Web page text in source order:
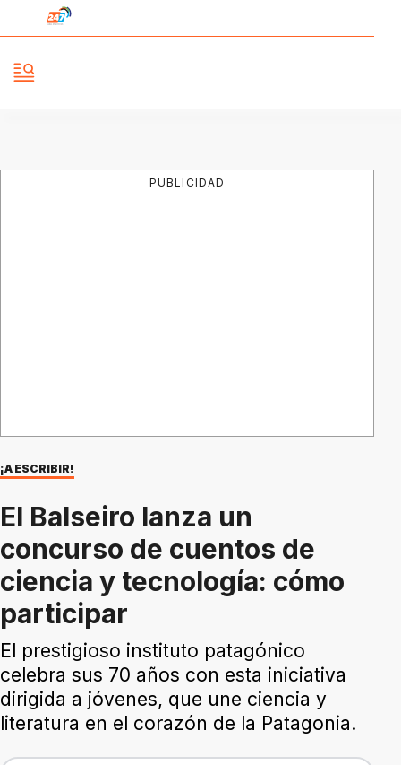
PUBLICIDAD
¡A ESCRIBIR!
El Balseiro lanza un
concurso de cuentos de
ciencia y tecnología: cómo
participar
El prestigioso instituto patagónico
celebra sus 70 años con esta iniciativa
dirigida a jóvenes, que une ciencia y
literatura en el corazón de la Patagonia.